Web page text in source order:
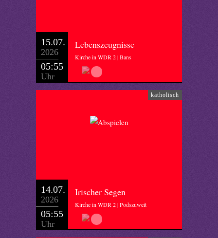
15.07.
2026
05:55
Uhr
Lebenszeugnisse
Kirche in WDR 2 | Bans
katholisch
14.07.
2026
05:55
Uhr
Irischer Segen
Kirche in WDR 2 | Podszuweit